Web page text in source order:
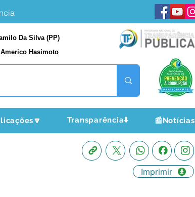
Da Silva (PP)
Hasimoto
Transparência⬇️ 📰Notícias
Imprimir